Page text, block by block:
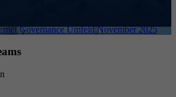
Governance Umfeld November 2025